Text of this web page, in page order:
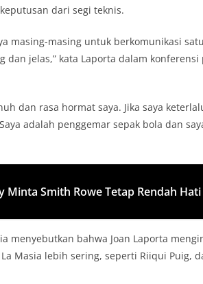
dari segi teknis.
masing-masing untuk berkomunikasi
dan jelas,” kata Laporta dalam
dan rasa hormat saya. Jika saya
adalah penggemar sepak bola dan
Minta Smith Rowe Tetap Rendah Hati
menyebutkan bahwa Joan Laporta
Masia lebih sering, seperti Riiqui Puig,